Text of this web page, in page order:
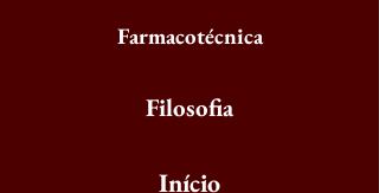
Farmacotécnica
Filosofia
Início